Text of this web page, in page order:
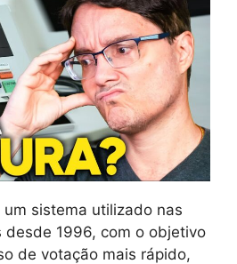
sistema utilizado nas
desde 1996, com o objetivo
de votação mais rápido,